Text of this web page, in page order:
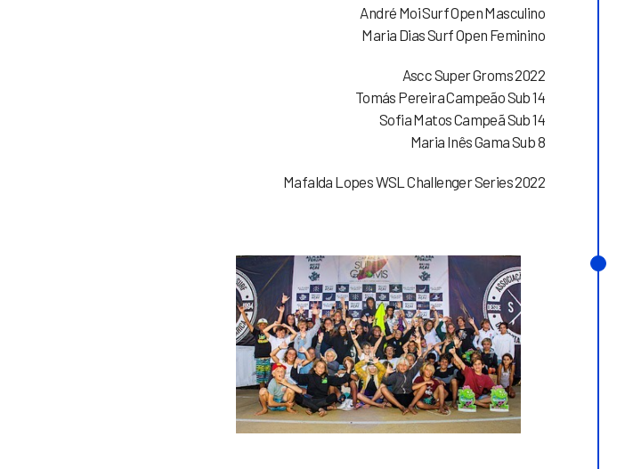
André Moi Surf Open Masculino
Maria Dias Surf Open Feminino
Ascc Super Groms 2022
Tomás Pereira Campeão Sub 14
Sofia Matos Campeã Sub 14
Maria Inês Gama Sub 8
Mafalda Lopes WSL Challenger Series 2022